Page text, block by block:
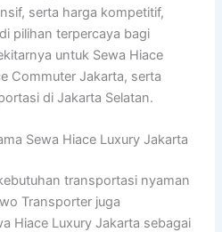
serta harga kompetitif,
pilihan terpercaya bagi
untuk Sewa Hiace
Commuter Jakarta, serta
di Jakarta Selatan.
Sewa Hiace Luxury Jakarta
transportasi nyaman
Transporter juga
Hiace Luxury Jakarta sebagai